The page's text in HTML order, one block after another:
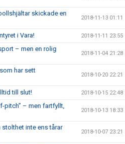
skickade en
2018-11-13 01:11
i Vara! 2018-11-11 23:55
– men en rolig
2018-11-04 21:28
har sett
2018-10-20 22:21
till slut! 2018-10-15 22:48
pitch” – men fartfyllt,
2018-10-13 18:33
stolthet inte ens tårar
2018-10-07 23:21